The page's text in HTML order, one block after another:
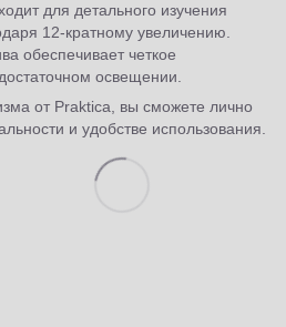
для детального изучения
12-кратному увеличению.
обеспечивает четкое
освещении.
от Praktica, вы сможете лично
и удобстве использования.